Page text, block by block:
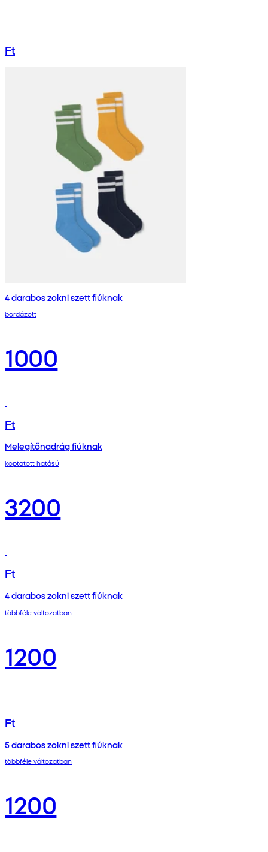
Ft
4 darabos zokni szett fiúknak
bordázott
1000
Ft
Melegítőnadrág fiúknak
koptatott hatású
3200
Ft
4 darabos zokni szett fiúknak
többféle változatban
1200
Ft
5 darabos zokni szett fiúknak
többféle változatban
1200